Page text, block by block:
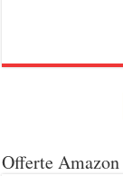
Offerte Amazon